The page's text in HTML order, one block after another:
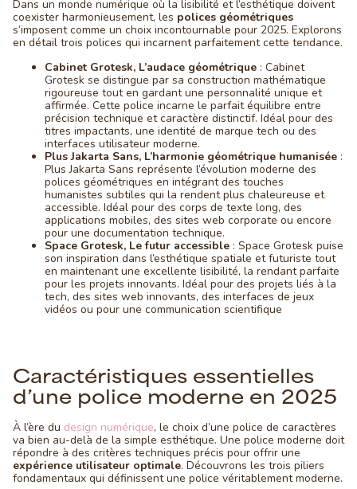
Dans un monde numérique où la lisibilité et l’esthétique doivent
coexister harmonieusement, les polices géométriques
s’imposent comme un choix incontournable pour 2025. Explorons
en détail trois polices qui incarnent parfaitement cette tendance.
Cabinet Grotesk, L’audace géométrique : Cabinet
Grotesk se distingue par sa construction mathématique
rigoureuse tout en gardant une personnalité unique et
affirmée. Cette police incarne le parfait équilibre entre
précision technique et caractère distinctif. Idéal pour des
titres impactants, une identité de marque tech ou des
interfaces utilisateur moderne.
Plus Jakarta Sans, L’harmonie géométrique humanisée :
Plus Jakarta Sans représente l’évolution moderne des
polices géométriques en intégrant des touches
humanistes subtiles qui la rendent plus chaleureuse et
accessible. Idéal pour des corps de texte long, des
applications mobiles, des sites web corporate ou encore
pour une documentation technique.
Space Grotesk, Le futur accessible : Space Grotesk puise
son inspiration dans l’esthétique spatiale et futuriste tout
en maintenant une excellente lisibilité, la rendant parfaite
pour les projets innovants. Idéal pour des projets liés à la
tech, des sites web innovants, des interfaces de jeux
vidéos ou pour une communication scientifique
Caractéristiques essentielles
d’une police moderne en 2025
À l’ère du design numérique, le choix d’une police de caractères
va bien au-delà de la simple esthétique. Une police moderne doit
répondre à des critères techniques précis pour offrir une
expérience utilisateur optimale. Découvrons les trois piliers
fondamentaux qui définissent une police véritablement moderne.